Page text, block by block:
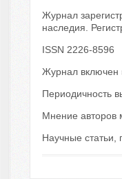
Журнал
наследия.
ISSN 2226-8596
Журнал включен
Периодичность
Мнение авторов
Научные статьи,